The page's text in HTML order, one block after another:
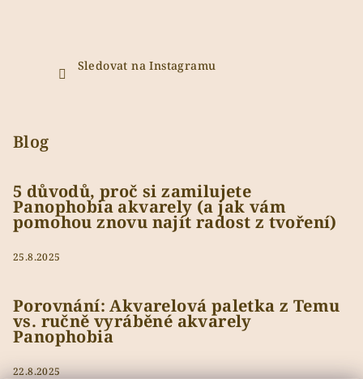
Sledovat na Instagramu
Blog
5 důvodů, proč si zamilujete
Panophobia akvarely (a jak vám
pomohou znovu najít radost z tvoření)
25.8.2025
Porovnání: Akvarelová paletka z Temu
vs. ručně vyráběné akvarely
Panophobia
22.8.2025